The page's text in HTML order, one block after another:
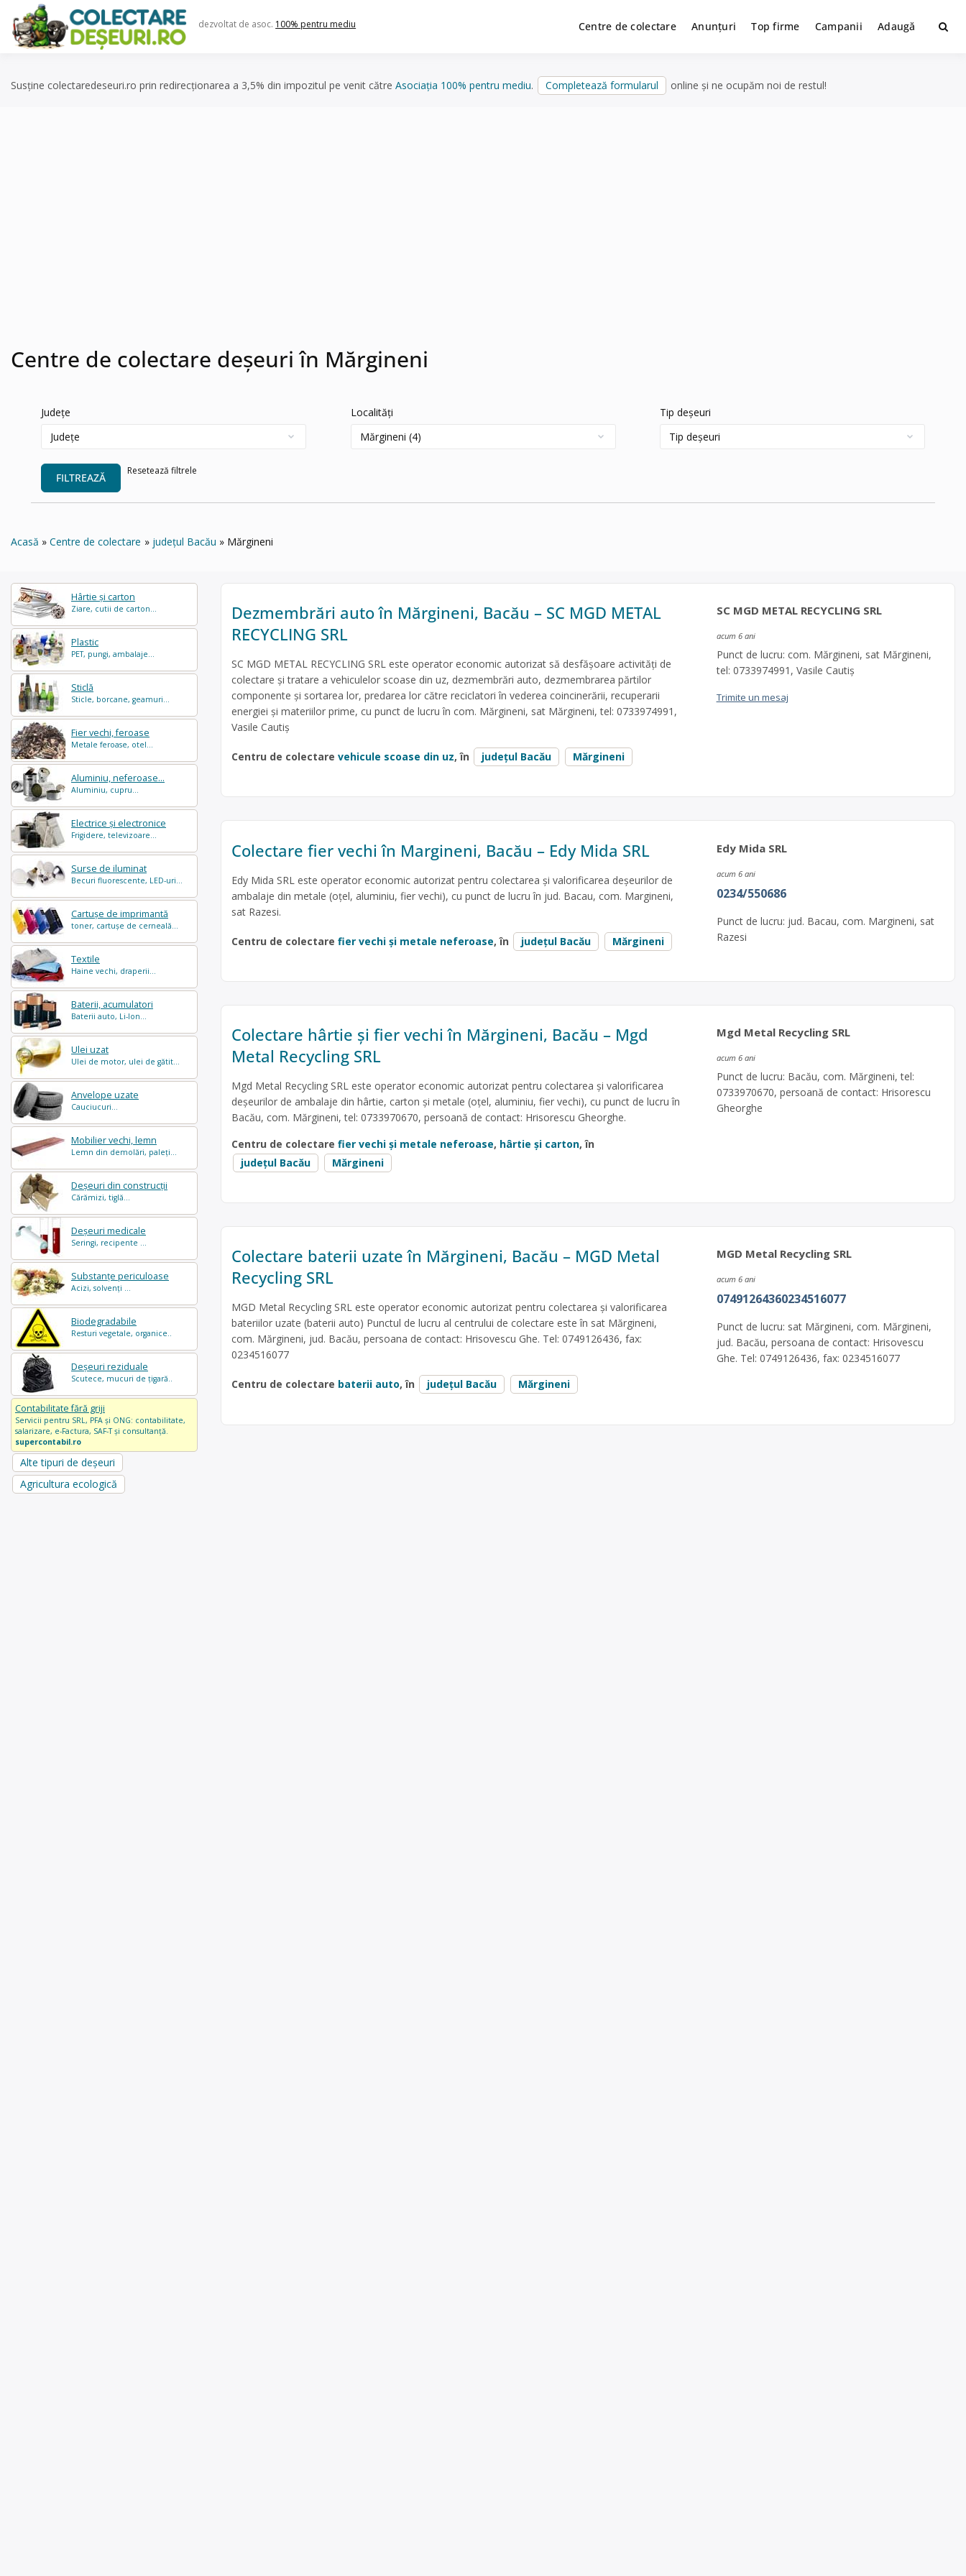
content
dezvoltat de asoc. 100% pentru mediu Centre de colectare Anunțuri Top firme Campanii Adaugă
Susține colectaredeseuri.ro prin redirecționarea a 3,5% din impozitul pe venit către Asociația 100% pentru mediu. Completează formularul online și ne ocupăm noi de restul!
Centre de colectare deșeuri în Mărgineni
Județe Localități Tip deșeuri
FILTREAZĂ
Resetează filtrele
Acasă Centre de colectare județul Bacău Mărgineni
Hârtie și carton
Ziare, cutii de carton...
Plastic
PET, pungi, ambalaje...
Sticlă
Sticle, borcane, geamuri...
Fier vechi, feroase
Metale feroase, otel...
Aluminiu, neferoase...
Aluminiu, cupru...
Electrice și electronice
Frigidere, televizoare...
Surse de iluminat
Becuri fluorescente, LED-uri...
Cartușe de imprimantă
toner, cartușe de cerneală...
Textile
Haine vechi, draperii...
Baterii, acumulatori
Baterii auto, Li-Ion...
Ulei uzat
Ulei de motor, ulei de gătit...
Anvelope uzate
Cauciucuri...
Mobilier vechi, lemn
Lemn din demolări, paleți...
Deșeuri din construcții
Cărămizi, tiglă...
Deșeuri medicale
Seringi, recipente ...
Substanțe periculoase
Acizi, solvenți ...
Biodegradabile
Resturi vegetale, organice..
Deșeuri reziduale
Scutece, mucuri de țigară..
Contabilitate fără griji
Servicii pentru SRL, PFA și ONG: contabilitate,
salarizare, e-Factura, SAF-T și consultanță.
supercontabil.ro
Alte tipuri de deșeuri
Agricultura ecologică
Dezmembrări auto în Mărgineni, Bacău – SC MGD METAL
RECYCLING SRL
SC MGD METAL RECYCLING SRL este operator economic autorizat să desfăşoare activităţi de
colectare şi tratare a vehiculelor scoase din uz, dezmembrări auto, dezmembrarea părtilor
componente și sortarea lor, predarea lor către reciclatori în vederea coincinerării, recuperarii
energiei și materiilor prime, cu punct de lucru în com. Mărgineni, sat Mărgineni, tel: 0733974991,
Vasile Cautiș
Centru de colectare vehicule scoase din uz, în județul Bacău Mărgineni
SC MGD METAL RECYCLING SRL
acum 6 ani
Punct de lucru: com. Mărgineni, sat Mărgineni,
tel: 0733974991, Vasile Cautiș
Trimite un mesaj
Colectare fier vechi în Margineni, Bacău – Edy Mida SRL
Edy Mida SRL este operator economic autorizat pentru colectarea și valorificarea deșeurilor de
ambalaje din metale (oțel, aluminiu, fier vechi), cu punct de lucru în jud. Bacau, com. Margineni,
sat Razesi.
Centru de colectare fier vechi și metale neferoase, în județul Bacău Mărgineni
Edy Mida SRL
acum 6 ani
0234/550686
Punct de lucru: jud. Bacau, com. Margineni, sat
Razesi
Colectare hârtie și fier vechi în Mărgineni, Bacău – Mgd
Metal Recycling SRL
Mgd Metal Recycling SRL este operator economic autorizat pentru colectarea și valorificarea
deșeurilor de ambalaje din hârtie, carton și metale (oțel, aluminiu, fier vechi), cu punct de lucru în
Bacău, com. Mărgineni, tel: 0733970670, persoană de contact: Hrisorescu Gheorghe.
Centru de colectare fier vechi și metale neferoase, hârtie și carton, în
județul Bacău
Mărgineni
Mgd Metal Recycling SRL
acum 6 ani
Punct de lucru: Bacău, com. Mărgineni, tel:
0733970670, persoană de contact: Hrisorescu
Gheorghe
Colectare baterii uzate în Mărgineni, Bacău – MGD Metal
Recycling SRL
MGD Metal Recycling SRL este operator economic autorizat pentru colectarea și valorificarea
bateriilor uzate (baterii auto) Punctul de lucru al centrului de colectare este în sat Mărgineni,
com. Mărgineni, jud. Bacău, persoana de contact: Hrisovescu Ghe. Tel: 0749126436, fax:
0234516077
Centru de colectare baterii auto, în județul Bacău Mărgineni
MGD Metal Recycling SRL
acum 6 ani
07491264360234516077
Punct de lucru: sat Mărgineni, com. Mărgineni,
jud. Bacău, persoana de contact: Hrisovescu
Ghe. Tel: 0749126436, fax: 0234516077